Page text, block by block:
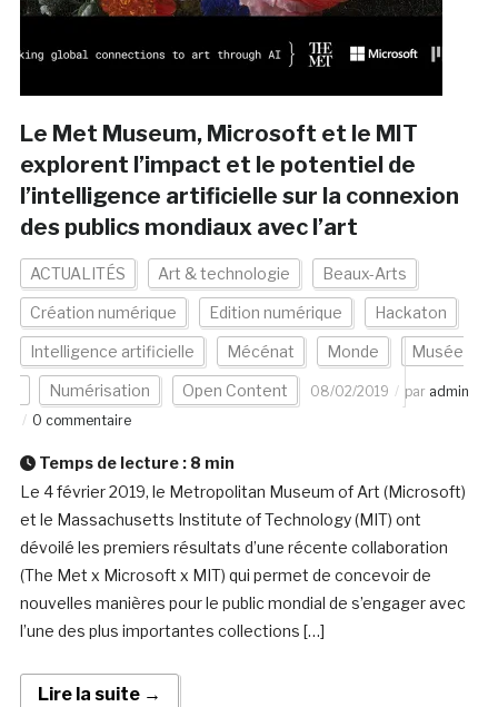
Le Met Museum, Microsoft et le MIT
explorent l’impact et le potentiel de
l’intelligence artificielle sur la connexion
des publics mondiaux avec l’art
ACTUALITÉS Art & technologie Beaux-Arts
Création numérique Edition numérique Hackaton
Intelligence artificielle Mécénat Monde Musée
Numérisation Open Content 08/02/2019 par admin
0 commentaire
Temps de lecture : 8 min
Le 4 février 2019, le Metropolitan Museum of Art (Microsoft)
et le Massachusetts Institute of Technology (MIT) ont
dévoilé les premiers résultats d’une récente collaboration
(The Met x Microsoft x MIT) qui permet de concevoir de
nouvelles manières pour le public mondial de s’engager avec
l’une des plus importantes collections […]
Lire la suite →